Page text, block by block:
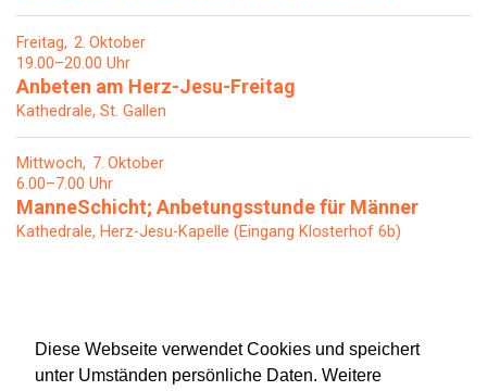
Diese Webseite verwendet Cookies und speichert
unter Umständen persönliche Daten. Weitere
Freitag 2 Oktober
19.00–20.00 Uhr
Anbeten am Herz-Jesu-Freitag
Kathedrale, St. Gallen
Mittwoch 7 Oktober
6.00–7.00 Uhr
ManneSchicht; Anbetungsstunde für Männer
Kathedrale, Herz-Jesu-Kapelle (Eingang Klosterhof 6b)